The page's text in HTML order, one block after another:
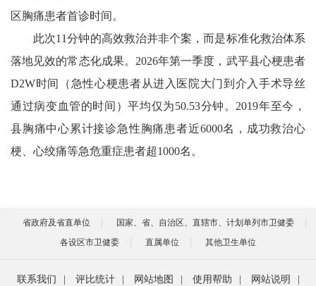
区胸痛患者首诊时间。
此次11分钟的高效救治并非个案，而是标准化救治体系
落地见效的常态化成果。2026年第一季度，武平县心梗患者
D2W时间（急性心梗患者从进入医院大门到介入手术导丝
通过病变血管的时间）平均仅为50.53分钟。2019年至今，
县胸痛中心累计接诊急性胸痛患者近6000名，成功救治心
梗、心绞痛等急危重症患者超1000名。
省政府及省直单位
国家、省、自治区、直辖市、计划单列市卫健委
各设区市卫健委
直属单位 其他卫生单位
联系我们 评比统计 网站地图 使用帮助 网站说明